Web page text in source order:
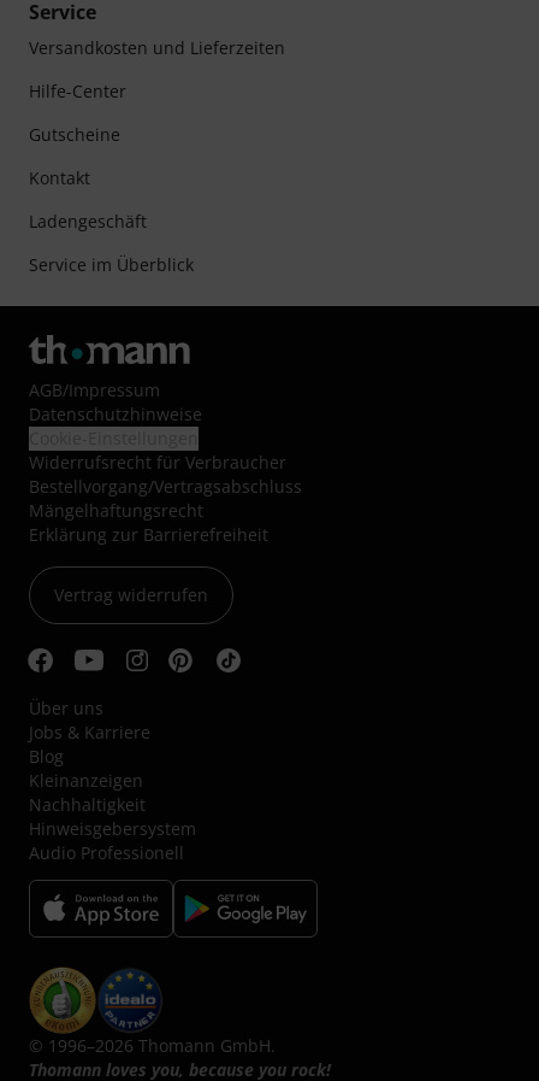
Service
Versandkosten und Lieferzeiten
Hilfe-Center
Gutscheine
Kontakt
Ladengeschäft
Service im Überblick
AGB/Impressum
Datenschutzhinweise
Widerrufsrecht für Verbraucher
Bestellvorgang/Vertragsabschluss
Mängelhaftungsrecht
Erklärung zur Barrierefreiheit
Vertrag widerrufen
Über uns
Jobs & Karriere
Blog
Kleinanzeigen
Nachhaltigkeit
Hinweisgebersystem
Audio Professionell
© 1996–2026 Thomann GmbH.
Thomann loves you, because you rock!